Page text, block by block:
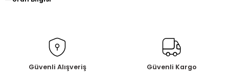
Güvenli Alışveriş Güvenli Kargo